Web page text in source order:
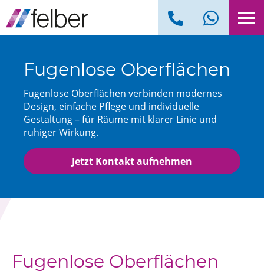
Fugenlose Oberflächen
Fugenlose Oberflächen verbinden modernes
Design, einfache Pflege und individuelle
Gestaltung – für Räume mit klarer Linie und
ruhiger Wirkung.
Jetzt Kontakt aufnehmen
Fugenlose Oberflächen